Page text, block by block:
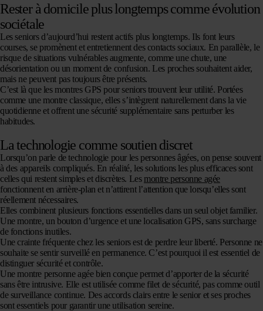
Rester à domicile plus longtemps comme évolution
sociétale
Les seniors d’aujourd’hui restent actifs plus longtemps. Ils font leurs
courses, se promènent et entretiennent des contacts sociaux. En parallèle, le
risque de situations vulnérables augmente, comme une chute, une
désorientation ou un moment de confusion. Les proches souhaitent aider,
mais ne peuvent pas toujours être présents.
C’est là que les montres GPS pour seniors trouvent leur utilité. Portées
comme une montre classique, elles s’intègrent naturellement dans la vie
quotidienne et offrent une sécurité supplémentaire sans perturber les
habitudes.
La technologie comme soutien discret
Lorsqu’on parle de technologie pour les personnes âgées, on pense souvent
à des appareils compliqués. En réalité, les solutions les plus efficaces sont
celles qui restent simples et discrètes. Les montre personne agée
fonctionnent en arrière-plan et n’attirent l’attention que lorsqu’elles sont
réellement nécessaires.
Elles combinent plusieurs fonctions essentielles dans un seul objet familier.
Une montre, un bouton d’urgence et une localisation GPS, sans surcharge
de fonctions inutiles.
Une crainte fréquente chez les seniors est de perdre leur liberté. Personne ne
souhaite se sentir surveillé en permanence. C’est pourquoi il est essentiel de
distinguer sécurité et contrôle.
Une montre personne agée bien conçue permet d’apporter de la sécurité
sans être intrusive. Elle est utilisée comme filet de sécurité, pas comme outil
de surveillance continue. Des accords clairs entre le senior et ses proches
sont essentiels pour garantir une utilisation sereine.